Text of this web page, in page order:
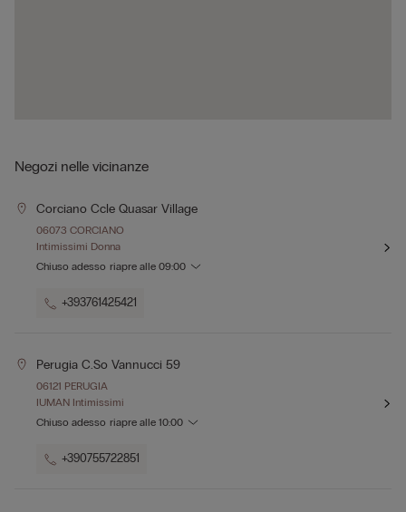
Negozi nelle vicinanze
Corciano Ccle Quasar Village
06073 CORCIANO
Intimissimi Donna
Chiuso adesso riapre alle 09:00
+393761425421
Perugia C.so Vannucci 59
06121 PERUGIA
IUMAN Intimissimi
Chiuso adesso riapre alle 10:00
+390755722851